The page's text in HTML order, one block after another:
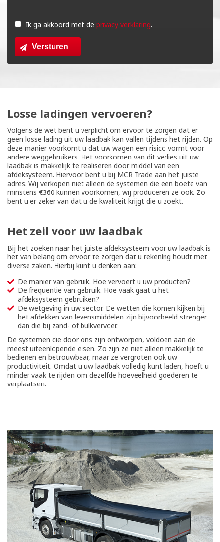
dit
veld
leeg
Ik ga akkoord met de privacy verklaring.
Versturen
Losse ladingen vervoeren?
Volgens de wet bent u verplicht om ervoor te zorgen dat er
geen losse lading uit uw laadbak kan vallen tijdens het rijden. Op
deze manier voorkomt u dat uw wagen een risico vormt voor
andere weggebruikers. Het voorkomen van dit verlies uit uw
laadbak is makkelijk te realiseren door middel van een
afdeksysteem. Hiervoor bent u bij MCR Trade aan het juiste
adres. Wij verkopen niet alleen de systemen die een boete van
minstens €360 kunnen voorkomen, wij produceren ze ook. Zo
bent u er zeker van dat u de kwaliteit krijgt die u zoekt.
Het zeil voor uw laadbak
Bij het zoeken naar het juiste afdeksysteem voor uw laadbak is
het van belang om ervoor te zorgen dat u rekening houdt met
diverse zaken. Hierbij kunt u denken aan:
De manier van gebruik. Hoe vervoert u uw producten?
De frequentie van gebruik. Hoe vaak gaat u het
afdeksysteem gebruiken?
De wetgeving in uw sector. De wetten die komen kijken bij
het afdekken van levensmiddelen zijn bijvoorbeeld strenger
dan die bij zand- of bulkvervoer.
De systemen die door ons zijn ontworpen, voldoen aan de
meest uiteenlopende eisen. Zo zijn ze niet alleen makkelijk te
bedienen en betrouwbaar, maar ze vergroten ook uw
productiviteit. Omdat u uw laadbak volledig kunt laden, hoeft u
minder vaak te rijden om dezelfde hoeveelheid goederen te
verplaatsen.